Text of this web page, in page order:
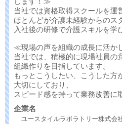
当社では資格取得スクールを運
ほとんどが介護未経験からのス
入社後の研修で介護スキルを学
≪現場の声を組織の成長に活か
当社では、積極的に現場社員の
組織作りを目指しています。
もっとこうしたい、こうした方
大切にしており、
スピード感を持って業務改善に
企業名
ユースタイルラボラトリー株式会